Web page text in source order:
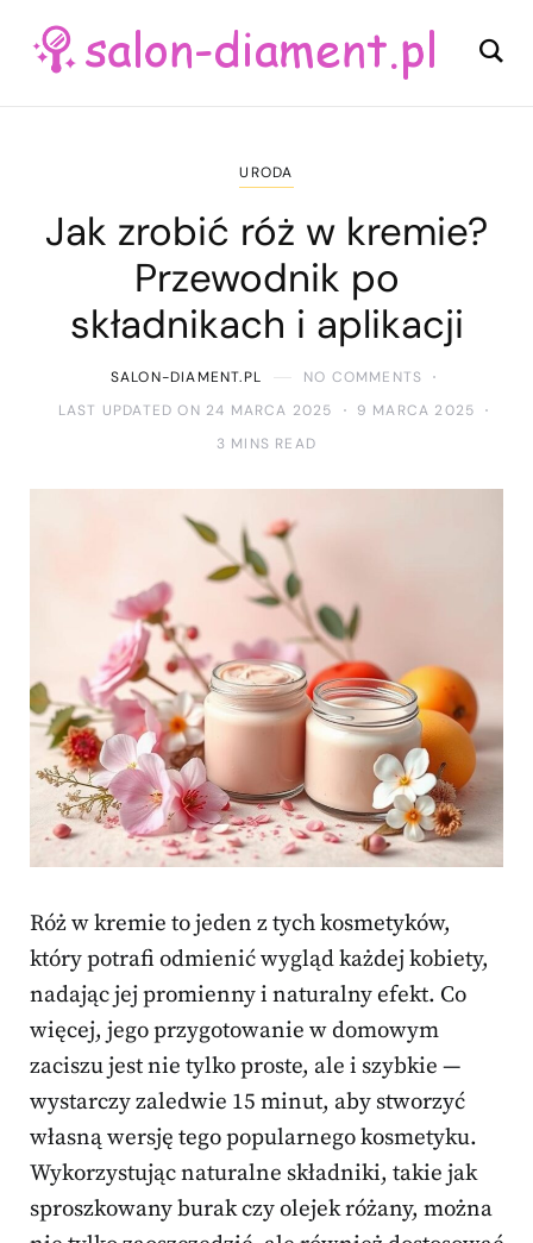
URODA
Jak zrobić róż w kremie?
Przewodnik po
składnikach i aplikacji
SALON-DIAMENT.PL
NO COMMENTS
LAST UPDATED ON 24 MARCA 2025
9 MARCA 2025
3 MINS READ
Róż w kremie to jeden z tych kosmetyków,
który potrafi odmienić wygląd każdej kobiety,
nadając jej promienny i naturalny efekt. Co
więcej, jego przygotowanie w domowym
zaciszu jest nie tylko proste, ale i szybkie —
wystarczy zaledwie 15 minut, aby stworzyć
własną wersję tego popularnego kosmetyku.
Wykorzystując naturalne składniki, takie jak
sproszkowany burak czy olejek różany, można